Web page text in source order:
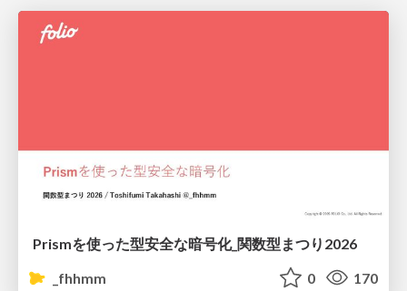
Prismを使った型安全な暗号化_関数型まつり2026
_fhhmm
0 170